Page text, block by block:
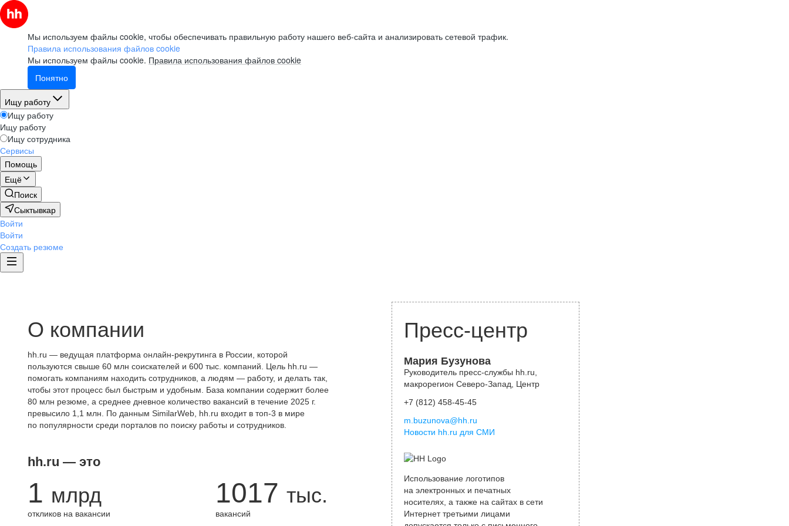
Мы используем файлы cookie, чтобы обеспечивать правильную работу нашего веб-сайта и анализировать сетевой трафик.
Правила использования файлов cookie
Мы используем файлы cookie. Правила использования файлов cookie
Понятно
Ищу работу
Ищу работу
Ищу работу
Ищу сотрудника
Сервисы
Помощь
Ещё
Поиск
Сыктывкар
Войти
Войти
Создать резюме
О компании
hh.ru — ведущая платформа онлайн-рекрутинга в России, которой
пользуются свыше 60 млн соискателей и 600 тыс. компаний. Цель hh.ru —
помогать компаниям находить сотрудников, а людям — работу, и делать так,
чтобы этот процесс был быстрым и удобным. База компании содержит более
80 млн резюме, а среднее дневное количество вакансий в течение 2025 г.
превысило 1,1 млн. По данным SimilarWeb, hh.ru входит в топ-3 в мире
по популярности среди порталов по поиску работы и сотрудников.
hh.ru — это
1 млрд
откликов на вакансии
1017 тыс.
вакансий
Пресс-центр
Мария Бузунова
Руководитель пресс-службы hh.ru,
макрорегион Северо-Запад, Центр
+7 (812) 458-45-45
m.buzunova@hh.ru
Новости hh.ru для СМИ
Использование логотипов
на электронных и печатных
носителях, а также на сайтах в сети
Интернет третьими лицами